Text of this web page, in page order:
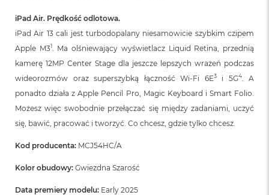
iPad Air. Prędkość odlotowa.
iPad Air 13 cali jest turbodopalany niesamowicie szybkim czipem
Apple M31. Ma olśniewający wyświetlacz Liquid Retina, przednią
kamerę 12MP Center Stage dla jeszcze lepszych wrażeń podczas
wideorozmów oraz superszybką łączność Wi‑Fi 6E3i 5G4. A
ponadto działa z Apple Pencil Pro, Magic Keyboard i Smart Folio.
Możesz więc swobodnie przełączać się między zadaniami, uczyć
się, bawić, pracować i tworzyć. Co chcesz, gdzie tylko chcesz.
Kod producenta: MCJ54HC/A
Kolor obudowy: Gwiezdna Szarość
Data premiery modelu: Early 2025